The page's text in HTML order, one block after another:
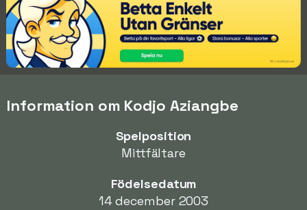
Information om Kodjo Aziangbe
Spelposition
Mittfältare
Födelsedatum
14 december 2003